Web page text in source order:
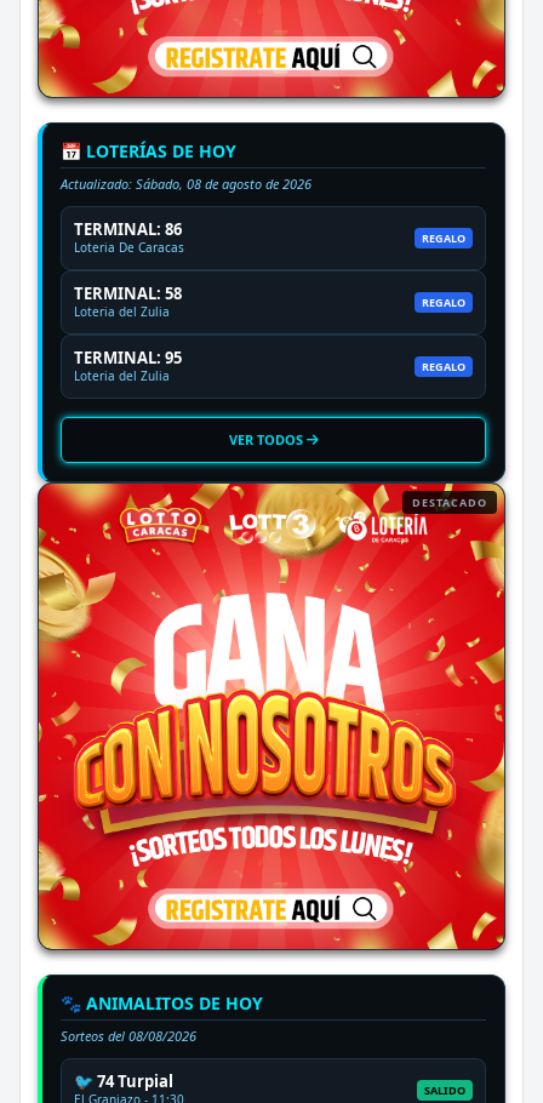
📅 LOTERÍAS DE HOY
Actualizado: Sábado, 08 de agosto de 2026
TERMINAL: 86
Loteria De Caracas
REGALO
TERMINAL: 58
Loteria del Zulia
REGALO
TERMINAL: 95
Loteria del Zulia
REGALO
VER TODOS
DESTACADO
🐾 ANIMALITOS DE HOY
Sorteos del 08/08/2026
🐦 74 Turpial
El Granjazo - 11:30
SALIDO